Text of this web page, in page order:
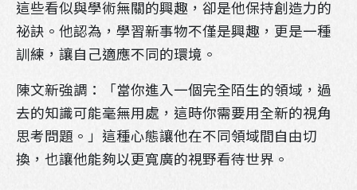
這些看似與學術無關的興趣，卻是他保持創造力的
祕訣。他認為，學習新事物不僅是興趣，更是一種
訓練，讓自己適應不同的環境。
陳文新強調：「當你進入一個完全陌生的領域，過
去的知識可能毫無用處，這時你需要用全新的視角
思考問題。」這種心態讓他在不同領域間自由切
換，也讓他能夠以更寬廣的視野看待世界。